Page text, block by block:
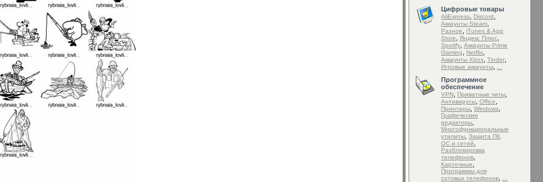
Цифровые товары
AliExpress Discord
Аккаунты Steam
Разное
iTunes & App
Store
Яндекс Плюс
Spotify Аккаунты Prime
Gaming
Netflix
Аккаунты Xbox Tinder
Игровые аккаунты
Программное
обеспечение
VPN Приватные читы
Антивирусы Office
Принтеры Windows
Графические
редакторы
Mногофункциональные
утилиты Защита ПК,
ОС и сетей
Разблокировка
телефонов
Карточные
Программы для
сотовых телефонов